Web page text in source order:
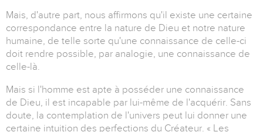
Mais, d'autre part, nous affirmons qu'il existe une certaine
correspondance entre la nature de Dieu et notre nature
humaine, de telle sorte qu'une connaissance de celle-ci
doit rendre possible, par analogie, une connaissance de
celle-là.
Mais si l'homme est apte à posséder une connaissance
de Dieu, il est incapable par lui-même de l'acquérir. Sans
doute, la contemplation de l'univers peut lui donner une
certaine intuition des perfections du Créateur. « Les